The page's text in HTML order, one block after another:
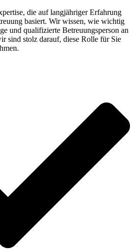
die auf langjähriger Erfahrung
basiert. Wir wissen, wie wichtig
und qualifizierte Betreuungsperson an
sind stolz darauf, diese Rolle für Sie